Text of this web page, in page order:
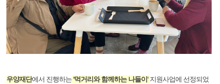
우양재단에서 진행하는 '먹거리와 함께하는 나들이' 지원사업에 선정되었